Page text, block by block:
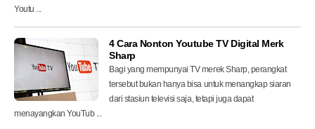
Youtu ...
4 Cara Nonton Youtube TV Digital Merk
Sharp
Bagi yang mempunyai TV merek Sharp, perangkat
tersebut bukan hanya bisa untuk menangkap siaran
dari stasiun televisi saja, tetapi juga dapat
menayangkan YouTub ...